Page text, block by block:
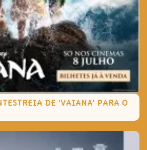
DE ‘VAIANA’ PARA O